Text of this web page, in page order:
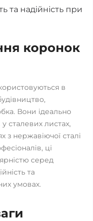
та надійність при
коронок
в
Вони ідеально
сталевих листах,
з нержавіючої сталі
ці
серед
та
умовах.